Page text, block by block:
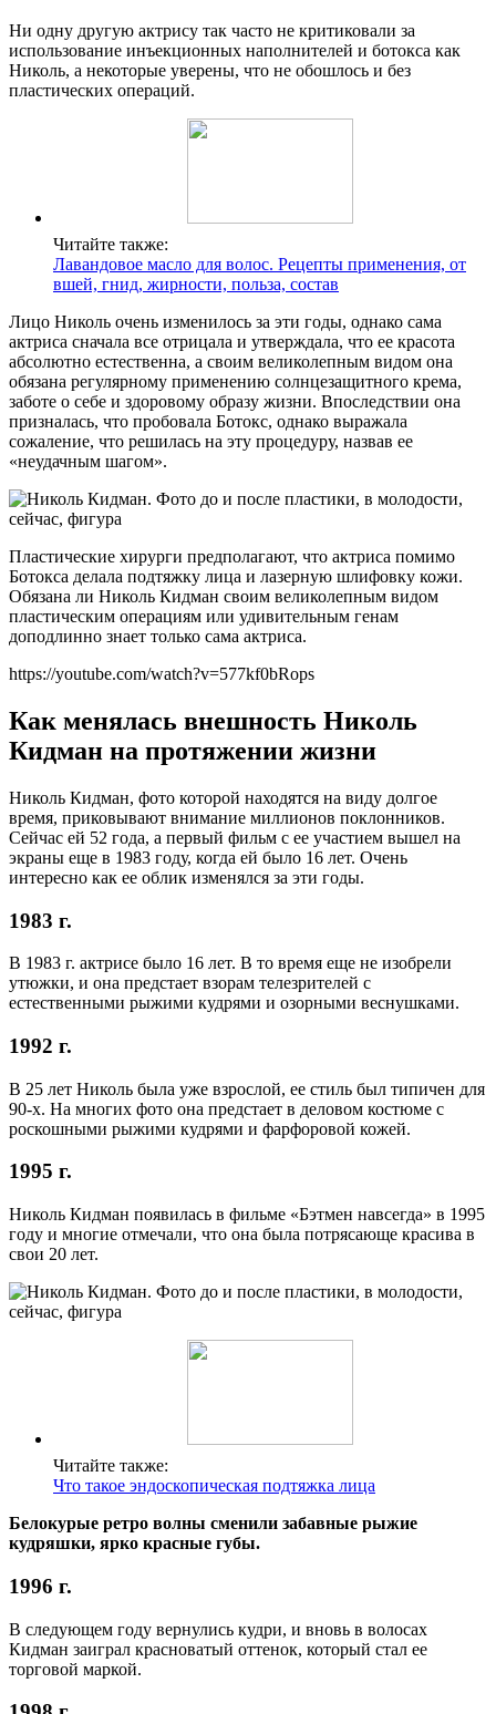
Ни одну другую актрису так часто не критиковали за
использование инъекционных наполнителей и ботокса как
Николь, а некоторые уверены, что не обошлось и без
пластических операций.
Читайте также:
Лавандовое масло для волос. Рецепты применения, от
вшей, гнид, жирности, польза, состав
Лицо Николь очень изменилось за эти годы, однако сама
актриса сначала все отрицала и утверждала, что ее красота
абсолютно естественна, а своим великолепным видом она
обязана регулярному применению солнцезащитного крема,
заботе о себе и здоровому образу жизни. Впоследствии она
призналась, что пробовала Ботокс, однако выражала
сожаление, что решилась на эту процедуру, назвав ее
«неудачным шагом».
Пластические хирурги предполагают, что актриса помимо
Ботокса делала подтяжку лица и лазерную шлифовку кожи.
Обязана ли Николь Кидман своим великолепным видом
пластическим операциям или удивительным генам
доподлинно знает только сама актриса.
https://youtube.com/watch?v=577kf0bRops
Как менялась внешность Николь
Кидман на протяжении жизни
Николь Кидман, фото которой находятся на виду долгое
время, приковывают внимание миллионов поклонников.
Сейчас ей 52 года, а первый фильм с ее участием вышел на
экраны еще в 1983 году, когда ей было 16 лет. Очень
интересно как ее облик изменялся за эти годы.
1983 г.
В 1983 г. актрисе было 16 лет. В то время еще не изобрели
утюжки, и она предстает взорам телезрителей с
естественными рыжими кудрями и озорными веснушками.
1992 г.
В 25 лет Николь была уже взрослой, ее стиль был типичен для
90-х. На многих фото она предстает в деловом костюме с
роскошными рыжими кудрями и фарфоровой кожей.
1995 г.
Николь Кидман появилась в фильме «Бэтмен навсегда» в 1995
году и многие отмечали, что она была потрясающе красива в
свои 20 лет.
Читайте также:
Что такое эндоскопическая подтяжка лица
Белокурые ретро волны сменили забавные рыжие
кудряшки, ярко красные губы.
1996 г.
В следующем году вернулись кудри, и вновь в волосах
Кидман заиграл красноватый оттенок, который стал ее
торговой маркой.